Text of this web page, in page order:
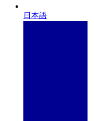
日本語